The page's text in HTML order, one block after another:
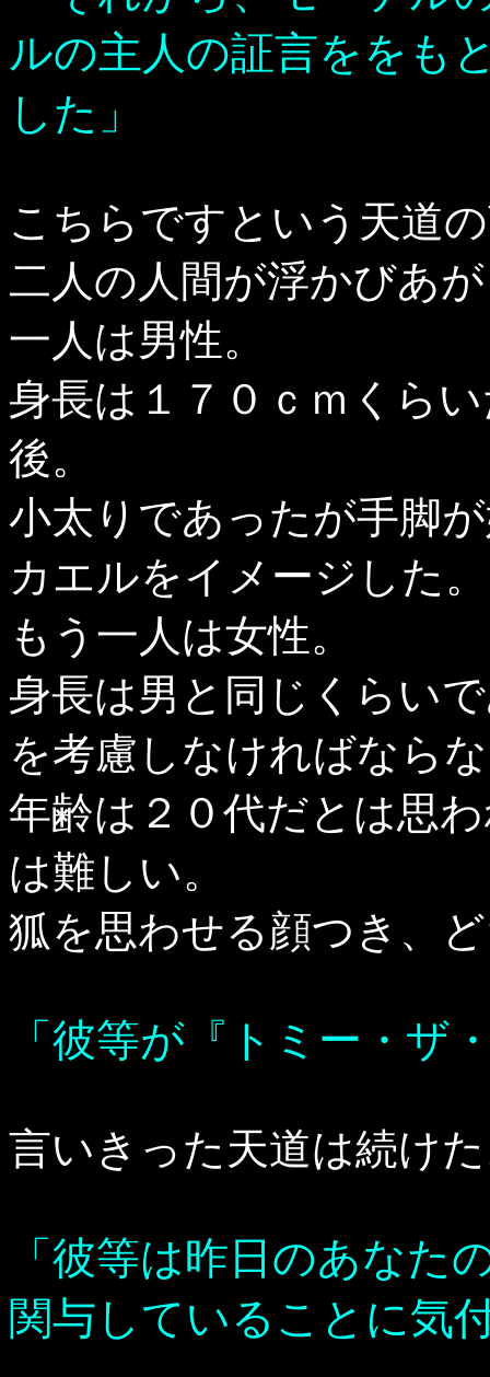
ルの主人の証言ををも
した」
こちらですという天道
二人の人間が浮かびあ
一人は男性。
身長は１７０ｃｍくら
後。
小太りであったが手脚
カエルをイメージした。
もう一人は女性。
身長は男と同じくらい
を考慮しなければなら
年齢は２０代だとは思
は難しい。
狐を思わせる顔つき、
「彼等が『トミー・ザ
言いきった天道は続け
「彼等は昨日のあなた
関与していることに気